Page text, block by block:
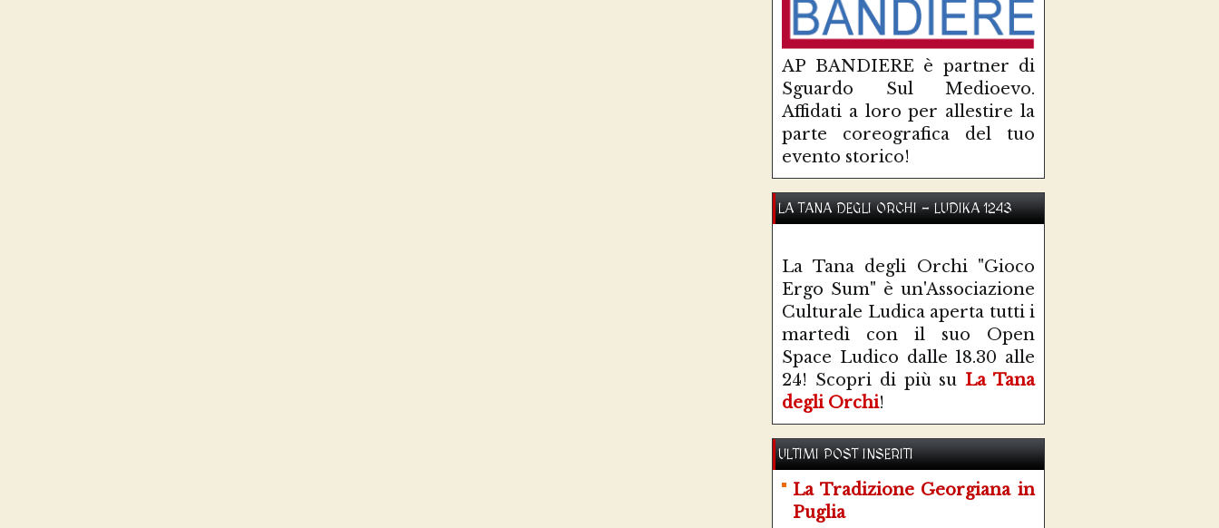
AP BANDIERE è partner di
Sguardo Sul Medioevo.
Affidati a loro per allestire la
parte coreografica del tuo
evento storico!
LA TANA DEGLI ORCHI - LUDIKA 1243
La Tana degli Orchi "Gioco
Ergo Sum" è un'Associazione
Culturale Ludica aperta tutti i
martedì con il suo Open
Space Ludico dalle 18.30 alle
24! Scopri di più su La Tana
degli Orchi!
ULTIMI POST INSERITI
La Tradizione Georgiana in
Puglia